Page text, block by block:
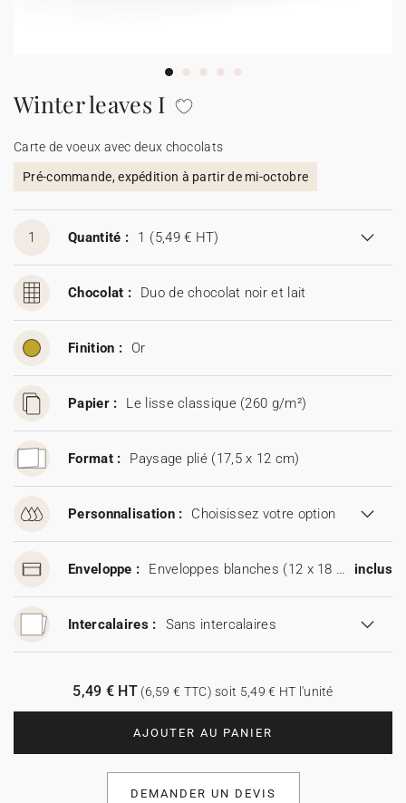
★ Demande d'échantillons
Menus
Présentoirs comptoir
Stickers
Winter leaves I
Carte de voeux avec deux chocolats
Pré-commande, expédition à partir de mi-octobre
1 Quantité : 1 (5,49 € HT)
Chocolat : Duo de chocolat noir et lait
Finition : Or
Papier : Le lisse classique (260 g/m²)
Format : Paysage plié (17,5 x 12 cm)
Personnalisation : Choisissez votre option
Enveloppe : Enveloppes blanches (12 x 18 cm) inclus
Intercalaires : Sans intercalaires
AJOUTER AU PANIER
5,49 € HT(6,59 € TTC) soit 5,49 € HT l'unité
DEMANDER UN DEVIS